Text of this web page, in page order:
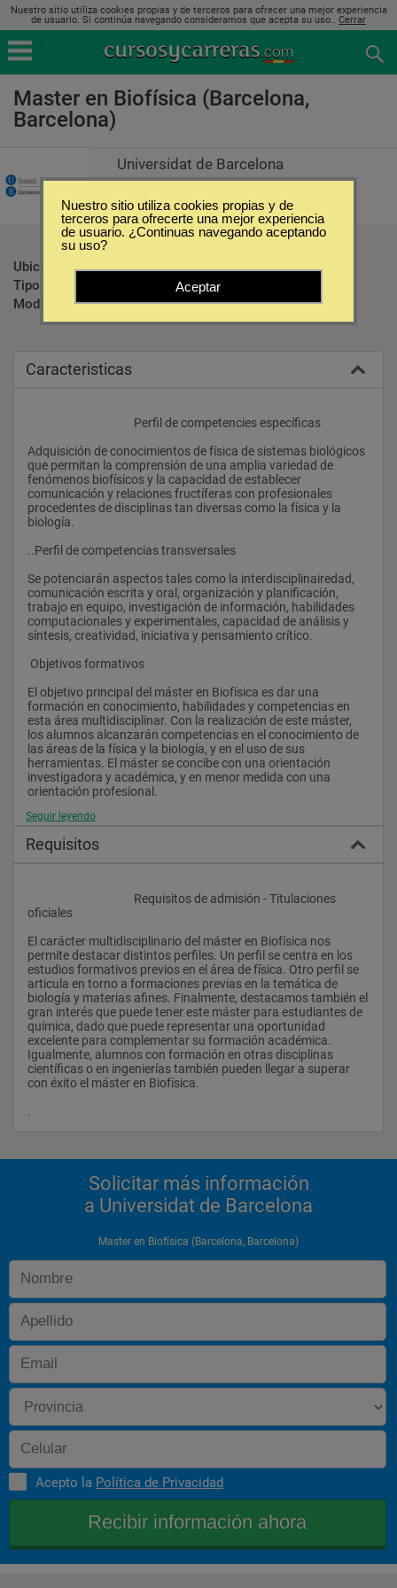
Nuestro sitio utiliza cookies propias y de terceros para ofrecer una mejor experiencia
de usuario. Si continúa navegando consideramos que acepta su uso.. Cerrar
Master en Biofísica (Barcelona,
Barcelona)
Universidat de Barcelona
Ubicación:
Barcelona - Barcelona
Tipo:
Modalidad:
Presencial
Caracteristicas
					Perfil de competencies específicas
Adquisición de conocimientos de física de sistemas biológicos
que permitan la comprensión de una amplia variedad de
fenómenos biofísicos y la capacidad de establecer
comunicación y relaciones fructíferas con profesionales
procedentes de disciplinas tan diversas como la física y la
biología.
..Perfil de competencias transversales
Se potenciarán aspectos tales como la interdisciplinairedad,
comunicación escrita y oral, organización y planificación,
trabajo en equipo, investigación de información, habilidades
computacionales y experimentales, capacidad de análisis y
síntesis, creatividad, iniciativa y pensamiento crítico.
Objetivos formativos
El objetivo principal del máster en Biofísica es dar una
formación en conocimiento, habilidades y competencias en
esta área multidisciplinar. Con la realización de este máster,
los alumnos alcanzarán competencias en el conocimiento de
las áreas de la física y la biología, y en el uso de sus
herramientas. El máster se concibe con una orientación
investigadora y académica, y en menor medida con una
orientación profesional.
Seguir leyendo
Requisitos
oficiales
El carácter multidisciplinario del máster en Biofísica nos
permite destacar distintos perfiles. Un perfil se centra en los
estudios formativos previos en el área de física. Otro perfil se
articula en torno a formaciones previas en la temática de
biología y materias afines. Finalmente, destacamos también el
gran interés que puede tener este máster para estudiantes de
química, dado que puede representar una oportunidad
excelente para complementar su formación académica.
Igualmente, alumnos con formación en otras disciplinas
científicas o en ingenierías también pueden llegar a superar
con éxito el máster en Biofísica.
.
Solicitar más información
a Universidat de Barcelona
Master en Biofísica (Barcelona, Barcelona)
Acepto la Política de Privacidad
Nuestro sitio utiliza cookies propias y de
terceros para ofrecerte una mejor experiencia
de usuario. ¿Continuas navegando aceptando
su uso?
Aceptar